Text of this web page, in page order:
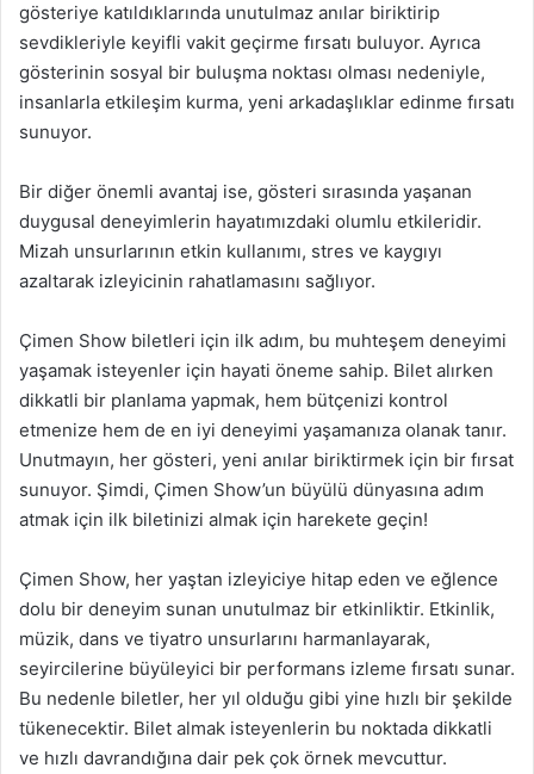
gösteriye katıldıklarında unutulmaz anılar biriktirip
sevdikleriyle keyifli vakit geçirme fırsatı buluyor. Ayrıca
gösterinin sosyal bir buluşma noktası olması nedeniyle,
insanlarla etkileşim kurma, yeni arkadaşlıklar edinme fırsatı
sunuyor.
Bir diğer önemli avantaj ise, gösteri sırasında yaşanan
duygusal deneyimlerin hayatımızdaki olumlu etkileridir.
Mizah unsurlarının etkin kullanımı, stres ve kaygıyı
azaltarak izleyicinin rahatlamasını sağlıyor.
Çimen Show biletleri için ilk adım, bu muhteşem deneyimi
yaşamak isteyenler için hayati öneme sahip. Bilet alırken
dikkatli bir planlama yapmak, hem bütçenizi kontrol
etmenize hem de en iyi deneyimi yaşamanıza olanak tanır.
Unutmayın, her gösteri, yeni anılar biriktirmek için bir fırsat
sunuyor. Şimdi, Çimen Show’un büyülü dünyasına adım
atmak için ilk biletinizi almak için harekete geçin!
Çimen Show, her yaştan izleyiciye hitap eden ve eğlence
dolu bir deneyim sunan unutulmaz bir etkinliktir. Etkinlik,
müzik, dans ve tiyatro unsurlarını harmanlayarak,
seyircilerine büyüleyici bir performans izleme fırsatı sunar.
Bu nedenle biletler, her yıl olduğu gibi yine hızlı bir şekilde
tükenecektir. Bilet almak isteyenlerin bu noktada dikkatli
ve hızlı davrandığına dair pek çok örnek mevcuttur.